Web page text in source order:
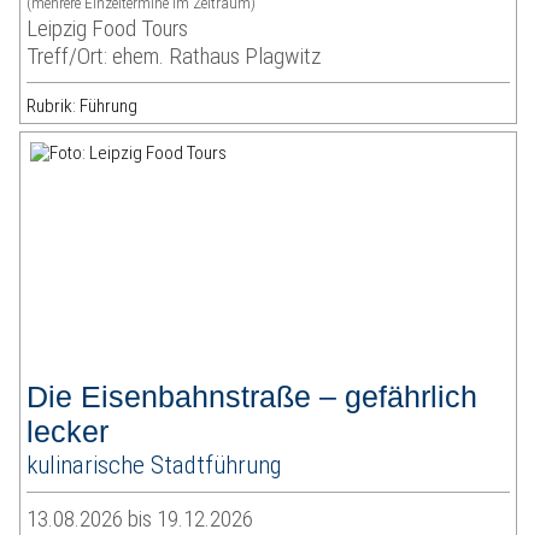
Leipzig Food Tours
Treff/Ort: ehem. Rathaus Plagwitz
Rubrik: Führung
Die Eisenbahnstraße – gefährlich
lecker
kulinarische Stadtführung
13.08.2026 bis 19.12.2026